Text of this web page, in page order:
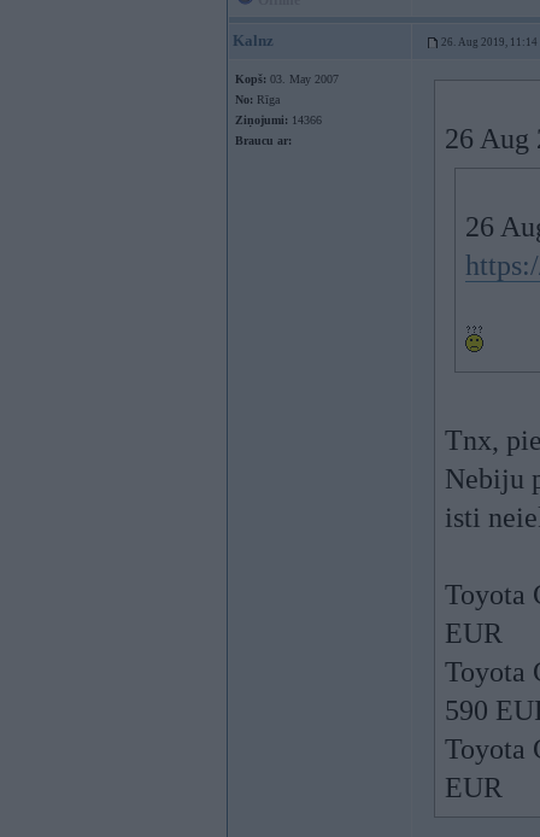
Kalnz 26. Aug 2019, 11:14
Kopš: 03. May 2007
No: Rīga
Ziņojumi: 14366
Braucu ar:
26 Aug
26
Tnx,
Nebiju
isti
Toyota
EUR
Toyota
590
Toyota
EUR